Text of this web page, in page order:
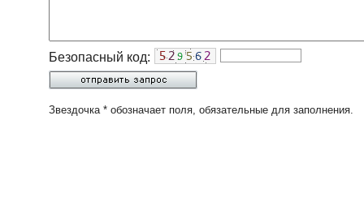
Безопасный код:
Звездочка * обозначает поля, обязательные для заполнения.